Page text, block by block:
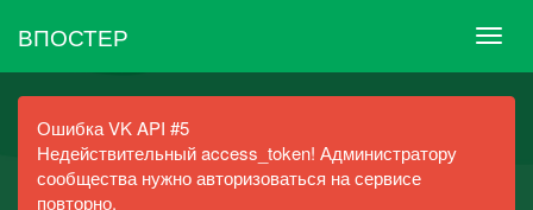
ВПОСТЕР
Ошибка VK API #5
Недействительный access_token! Администратору
сообщества нужно авторизоваться на сервисе
повторно.